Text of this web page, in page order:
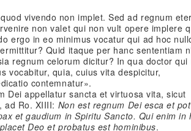
vivendo non implet. Sed ad regnum
non valet qui non vult opere implere
ergo in eo minimus vocatur qui ad hoc
Quid itaque per hanc sententiam
regnum celorum dicitur? In qua doctor qui
vocabitur, quia, cuius vita despicitur,
contemnatur».
Dei appellatur sancta et virtuosa vita, sicut
ad Ro. XIIII: Non est regnum Dei esca et
et gaudium in Spiritu Sancto. Qui enim in
Deo et probatus est hominibus.